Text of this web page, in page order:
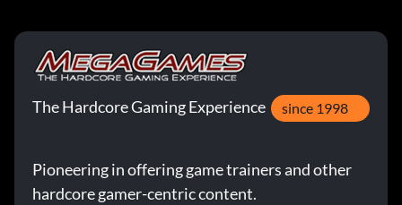
The Hardcore Gaming Experience since 1998
Pioneering in offering game trainers and other
hardcore gamer-centric content.